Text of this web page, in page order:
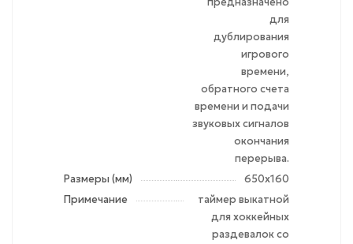
для
дублирования
игрового
времени,
обратного счета
времени и подачи
звуковых сигналов
окончания
перерыва.
Размеры (мм)
650x160
Примечание
таймер выкатной
для хоккейных
раздевалок со